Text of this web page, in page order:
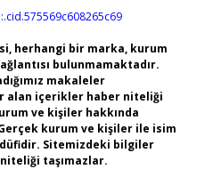
herhangi bir marka, kurum
bulunmamaktadır.
makaleler
alan içerikler haber niteliği
ve kişiler hakkında
kurum ve kişiler ile isim
Sitemizdeki bilgiler
taşımazlar.